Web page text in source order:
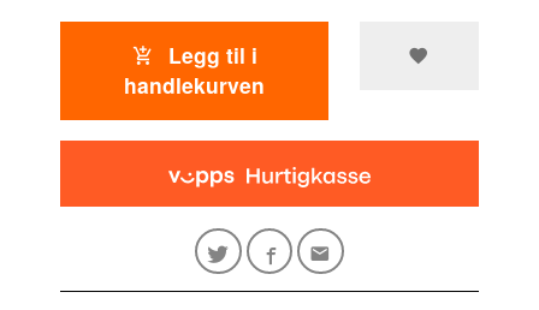
Legg til i
handlekurven